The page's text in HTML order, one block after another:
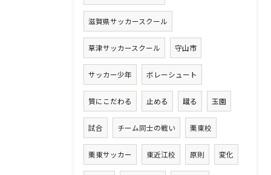
滋賀県サッカースクール
草津サッカースクール 守山市
サッカー少年 ボレーシュート
質にこだわる 止める 蹴る 玉園
試合 チーム同士の戦い 栗東校
栗東サッカー 東近江校 原則 変化